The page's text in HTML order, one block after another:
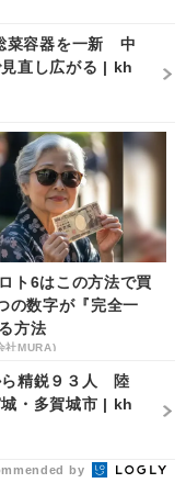
菜容器を一新 中
直し広がる | kh
ト6はこの方法で買
の数字が『完全一
方法
社MURA)
ら精鋭９３人 陸
・多賀城市 | kh
by